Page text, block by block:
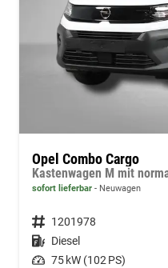
Opel Combo Cargo
Kastenwagen M mit
sofort lieferbar Neuwagen
Fahrzeugnummer 1201978
Kraftstoff Diesel
Leistung 75 kW (102 PS)